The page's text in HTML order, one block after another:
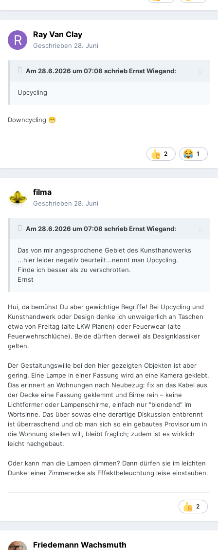
Ray Van Clay
Geschrieben 28. Juni
Am 28.6.2026 um 07:08 schriebErnst Wiegand:
Upcycling
Downcycling 😁
2 1
filma
Geschrieben 28. Juni
Am 28.6.2026 um 07:08 schriebErnst Wiegand:
Das von mir angesprochene Gebiet des Kunsthandwerks
...hier leider negativ beurteilt...nennt man Upcycling.
Finde ich besser als zu verschrotten.
Ernst
Hui, da bemühst Du aber gewichtige Begriffe! Bei Upcycling und
Kunsthandwerk oder Design denke ich unweigerlich an Taschen
etwa von Freitag (alte LKW Planen) oder Feuerwear (alte
Feuerwehrschlüche). Beide dürften derweil als Designklassiker
gelten.
Der Gestaltungswille bei den hier gezeigten Objekten ist aber
gering. Eine Lampe in einer Fassung wird an eine Kamera geklebt.
Das erinnert an Wohnungen nach Neubezug: fix an das Kabel aus
der Decke eine Fassung geklemmt und Birne rein – keine
Lichtformer oder Lampenschirme, einfach nur "blendend" im
Wortsinne. Das über sowas eine derartige Diskussion entbrennt
ist überraschend und ob man sich so ein gebautes Provisorium in
die Wohnung stellen will, bleibt fraglich; zudem ist es wirklich
leicht nachgebaut.
Oder kann man die Lampen dimmen? Dann dürfen sie im leichten
Dunkel einer Zimmerecke als Effektbeleuchtung leise einstauben.
2
Friedemann Wachsmuth